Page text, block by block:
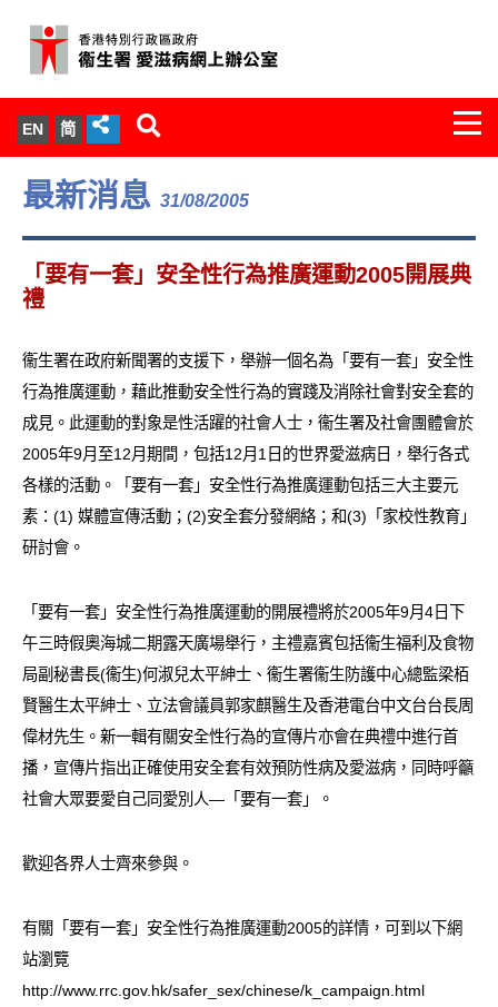
EN 简
關於我們
服務範圍
文件櫃
統計數字
愛滋病病毒感染與醫護人員專家組
愛滋病呈報表格
最新消息 31/08/2005
「要有一套」安全性行為推廣運動2005開展典
禮
衞生署在政府新聞署的支援下，舉辦一個名為「要有一套」安全性
行為推廣運動，藉此推動安全性行為的實踐及消除社會對安全套的
成見。此運動的對象是性活躍的社會人士，衞生署及社會團體會於
2005年9月至12月期間，包括12月1日的世界愛滋病日，舉行各式
各樣的活動。「要有一套」安全性行為推廣運動包括三大主要元
素：(1) 媒體宣傳活動；(2)安全套分發網絡；和(3)「家校性教育」
研討會。
「要有一套」安全性行為推廣運動的開展禮將於2005年9月4日下
午三時假奧海城二期露天廣場舉行，主禮嘉賓包括衞生福利及食物
局副秘書長(衞生)何淑兒太平紳士、衞生署衞生防護中心總監梁栢
賢醫生太平紳士、立法會議員郭家麒醫生及香港電台中文台台長周
偉材先生。新一輯有關安全性行為的宣傳片亦會在典禮中進行首
播，宣傳片指出正確使用安全套有效預防性病及愛滋病，同時呼籲
社會大眾要愛自己同愛別人—「要有一套」。
歡迎各界人士齊來參與。
有關「要有一套」安全性行為推廣運動2005的詳情，可到以下網
站瀏覽
http://www.rrc.gov.hk/safer_sex/chinese/k_campaign.html